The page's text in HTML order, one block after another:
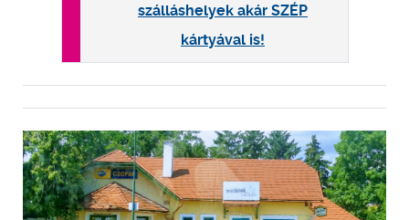
szálláshelyek akár SZÉP
kártyával is!